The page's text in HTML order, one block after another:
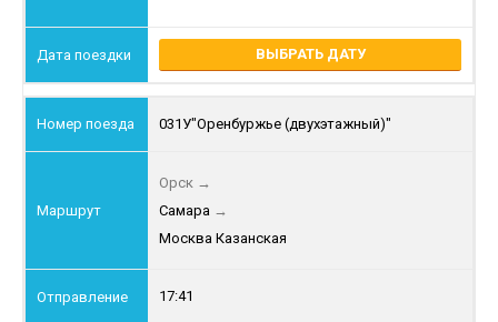
ВЫБРАТЬ ДАТУ
031У"Оренбуржье (двухэтажный)"
Орск →
Самара →
Москва Казанская
17:41